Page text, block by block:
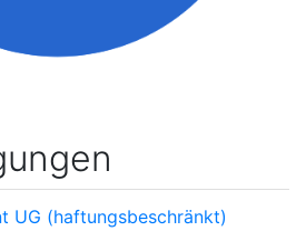
UG (haftungsbeschränkt)